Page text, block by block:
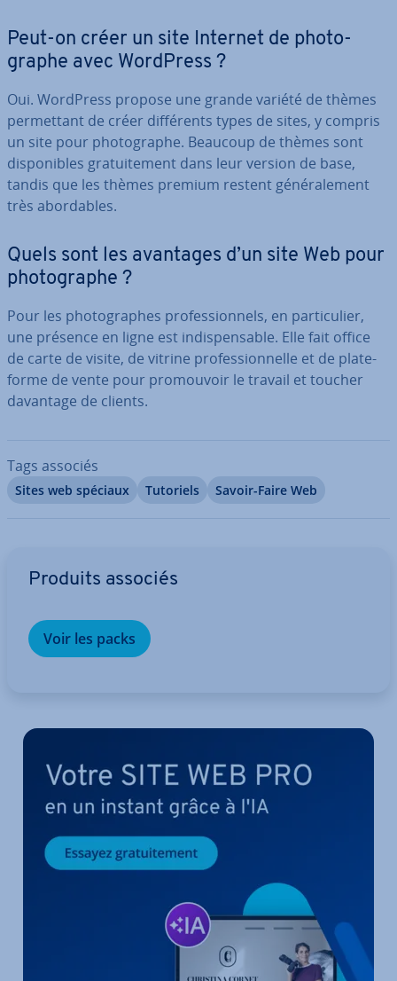
Peut-on créer un site Internet de pho­to­
graphe avec WordPress ?
Oui. WordPress propose une grande variété de thèmes
per­met­tant de créer dif­fé­rents types de sites, y compris
un site pour pho­to­graphe. Beaucoup de thèmes sont
dis­po­nibles gra­tui­te­ment dans leur version de base,
tandis que les thèmes premium restent gé­né­ra­le­ment
très abor­dables.
Quels sont les avantages d’un site Web pour
pho­to­graphe ?
Pour les pho­to­graphes pro­fes­sion­nels, en par­ti­cu­lier,
une présence en ligne est in­dis­pen­sable. Elle fait office
de carte de visite, de vitrine pro­fes­sion­nelle et de pla­te­
forme de vente pour pro­mou­voir le travail et toucher
davantage de clients.
Tags associés
Sites web spéciaux Tutoriels Savoir-Faire Web
Produits associés
Voir les packs